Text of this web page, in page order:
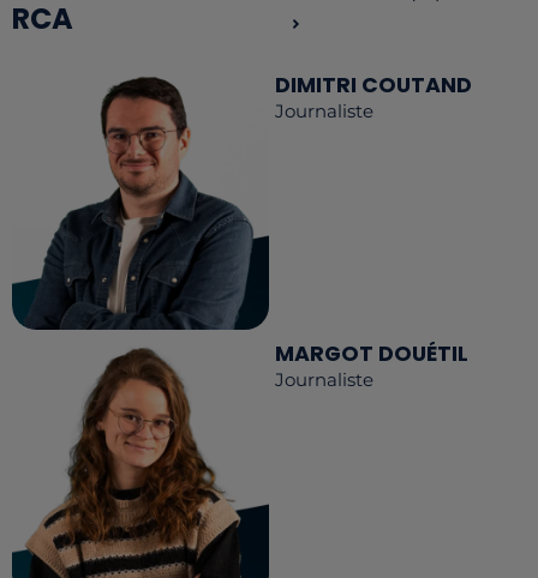
RCA
DIMITRI COUTAND
Journaliste
MARGOT DOUÉTIL
Journaliste